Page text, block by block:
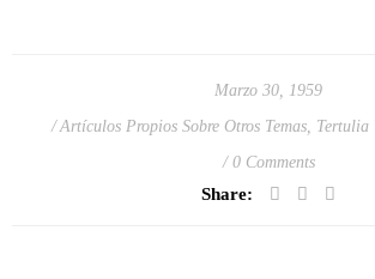
Marzo 30, 1959
Artículos Propios Sobre Otros Temas, Tertulia
0 Comments
Share: